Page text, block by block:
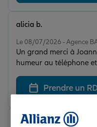
Tous nos devis
Le 08/07/2026 - Agence
Un grand merci à
humeur au téléphone
Mon assurance auto a
30 minutes, avec un
Je recommande
de son
alicia b.
Prendre un
jacques A.